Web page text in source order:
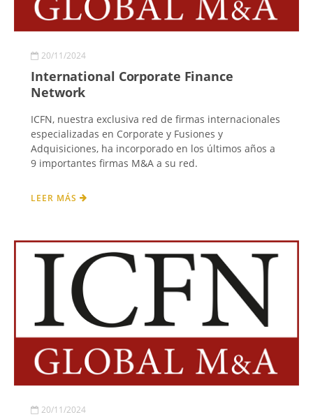
20/11/2024
International Corporate Finance
Network
ICFN, nuestra exclusiva red de firmas internacionales
especializadas en Corporate y Fusiones y
Adquisiciones, ha incorporado en los últimos años a
9 importantes firmas M&A a su red.
LEER MÁS
20/11/2024